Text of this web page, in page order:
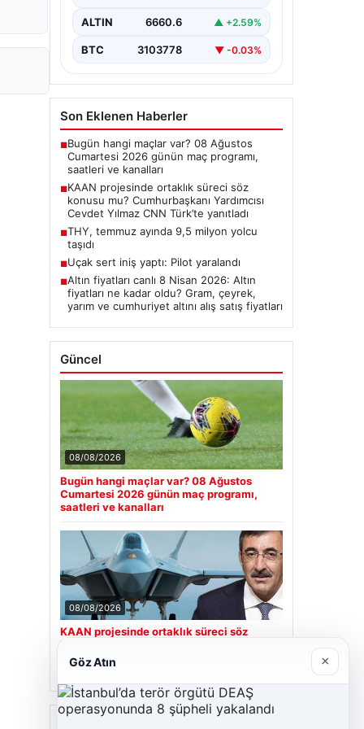
Yılmaz, CNN Türk canlı yayınında
Mekke Ortak…
ALTIN 6660.6 ▲ +2.59%
BTC 3103778 ▼ -0.03%
Son Eklenen Haberler
■Bugün hangi maçlar var? 08 Ağustos
Cumartesi 2026 günün maç programı,
saatleri ve kanalları
■KAAN projesinde ortaklık süreci söz
konusu mu? Cumhurbaşkanı Yardımcısı
Cevdet Yılmaz CNN Türk’te yanıtladı
■THY, temmuz ayında 9,5 milyon yolcu
taşıdı
■Uçak sert iniş yaptı: Pilot yaralandı
■Altın fiyatları canlı 8 Nisan 2026: Altın
fiyatları ne kadar oldu? Gram, çeyrek,
yarım ve cumhuriyet altını alış satış fiyatları
Güncel
08/08/2026
Bugün hangi maçlar var? 08 Ağustos
Cumartesi 2026 günün maç programı,
saatleri ve kanalları
08/08/2026
KAAN projesinde ortaklık süreci söz
konusu mu? Cumhurbaşkanı Yardımcısı
Cevdet Yılmaz CNN Türk’te yanıtladı
Göz Atın ×